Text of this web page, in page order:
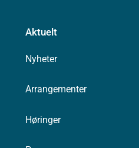
Aktuelt
Nyheter
Arrangementer
Høringer